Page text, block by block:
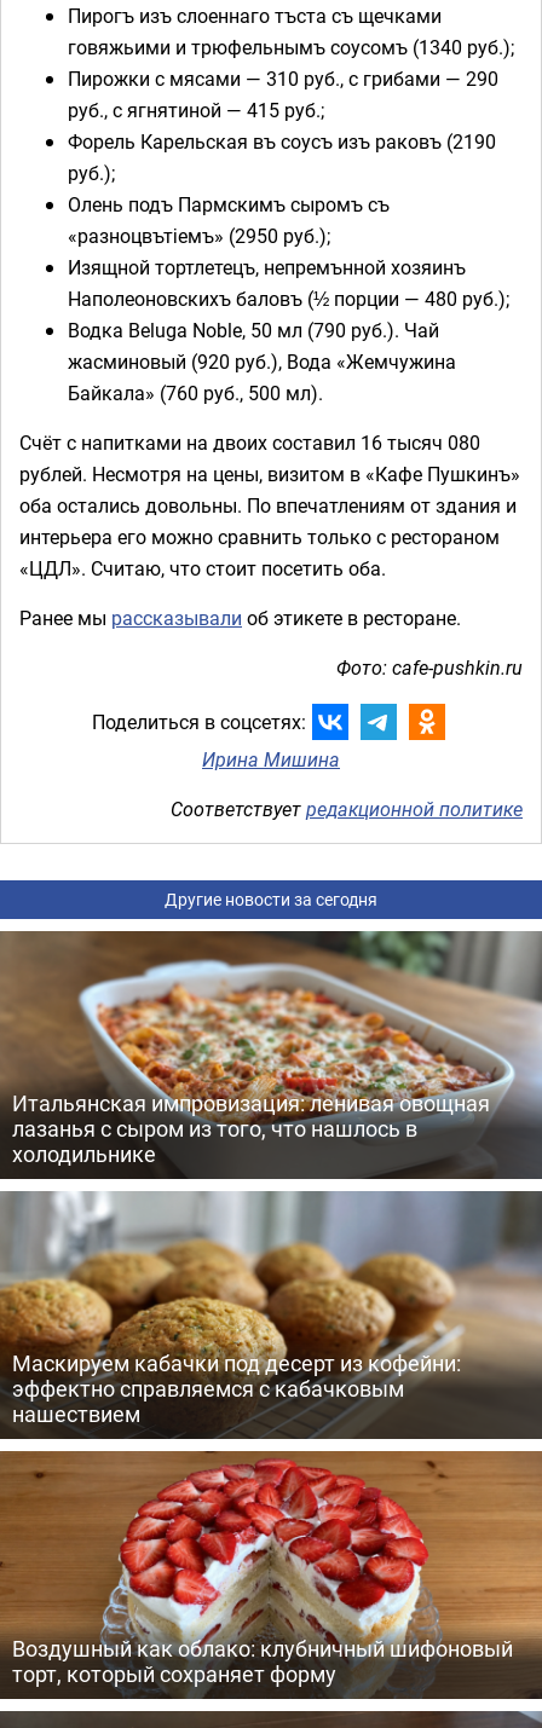
Пирогъ изъ слоеннаго тъста съ щечками
говяжьими и трюфельнымъ соусомъ (1340 руб.);
Пирожки с мясами — 310 руб., с грибами — 290
руб., с ягнятиной — 415 руб.;
Форель Карельская въ соусъ изъ раковъ (2190
руб.);
Олень подъ Пармскимъ сыромъ съ
«разноцвътіемъ» (2950 руб.);
Изящной тортлетецъ, непремънной хозяинъ
Наполеоновскихъ баловъ (½ порции — 480 руб.);
Водка Beluga Noble, 50 мл (790 руб.). Чай
жасминовый (920 руб.), Вода «Жемчужина
Байкала» (760 руб., 500 мл).
Счёт с напитками на двоих составил 16 тысяч 080
рублей. Несмотря на цены, визитом в «Кафе Пушкинъ»
оба остались довольны. По впечатлениям от здания и
интерьера его можно сравнить только с рестораном
«ЦДЛ». Считаю, что стоит посетить оба.
Ранее мы рассказывали об этикете в ресторане.
Фото: cafe-pushkin.ru
Поделиться в соцсетях:
Ирина Мишина
Соответствуетредакционной политике
Другие новости за сегодня
Итальянская импровизация: ленивая овощная
лазанья с сыром из того, что нашлось в
холодильнике
Маскируем кабачки под десерт из кофейни:
эффектно справляемся с кабачковым
нашествием
Воздушный как облако: клубничный шифоновый
торт, который сохраняет форму